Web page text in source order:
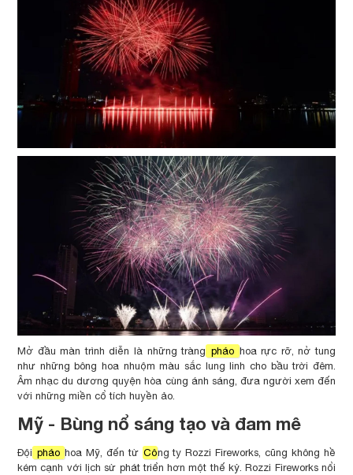
Mở đầu màn trình diễn là những tràng pháo hoa rực rỡ, nở tung
như những bông hoa nhuộm màu sắc lung linh cho bầu trời đêm.
Âm nhạc du dương quyện hòa cùng ánh sáng, đưa người xem đến
với những miền cổ tích huyền ảo.
Mỹ - Bùng nổ sáng tạo và đam mê
Đội pháo hoa Mỹ, đến từ Công ty Rozzi Fireworks, cũng không hề
kém cạnh với lịch sử phát triển hơn một thế kỷ. Rozzi Fireworks nổi